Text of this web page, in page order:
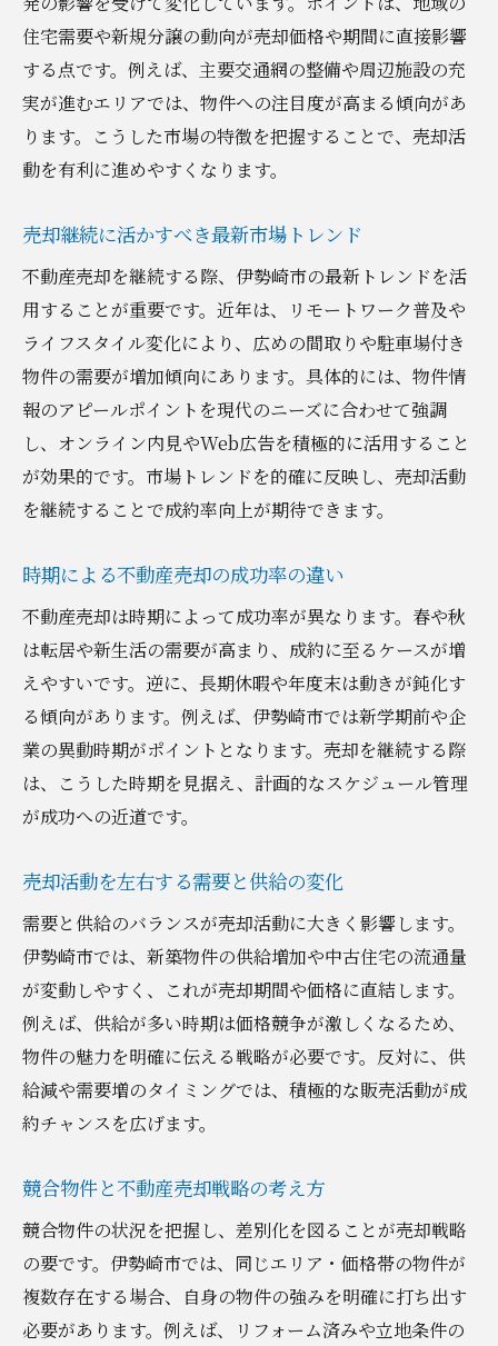
住宅需要や新規分譲の動向が売却価格や期間に直接影響
する点です。例えば、主要交通網の整備や周辺施設の充
実が進むエリアでは、物件への注目度が高まる傾向があ
ります。こうした市場の特徴を把握することで、売却活
動を有利に進めやすくなります。
売却継続に活かすべき最新市場トレンド
不動産売却を継続する際、伊勢崎市の最新トレンドを活
用することが重要です。近年は、リモートワーク普及や
ライフスタイル変化により、広めの間取りや駐車場付き
物件の需要が増加傾向にあります。具体的には、物件情
報のアピールポイントを現代のニーズに合わせて強調
し、オンライン内見やWeb広告を積極的に活用すること
が効果的です。市場トレンドを的確に反映し、売却活動
を継続することで成約率向上が期待できます。
時期による不動産売却の成功率の違い
不動産売却は時期によって成功率が異なります。春や秋
は転居や新生活の需要が高まり、成約に至るケースが増
えやすいです。逆に、長期休暇や年度末は動きが鈍化す
る傾向があります。例えば、伊勢崎市では新学期前や企
業の異動時期がポイントとなります。売却を継続する際
は、こうした時期を見据え、計画的なスケジュール管理
が成功への近道です。
売却活動を左右する需要と供給の変化
需要と供給のバランスが売却活動に大きく影響します。
伊勢崎市では、新築物件の供給増加や中古住宅の流通量
が変動しやすく、これが売却期間や価格に直結します。
例えば、供給が多い時期は価格競争が激しくなるため、
物件の魅力を明確に伝える戦略が必要です。反対に、供
給減や需要増のタイミングでは、積極的な販売活動が成
約チャンスを広げます。
競合物件と不動産売却戦略の考え方
競合物件の状況を把握し、差別化を図ることが売却戦略
の要です。伊勢崎市では、同じエリア・価格帯の物件が
複数存在する場合、自身の物件の強みを明確に打ち出す
必要があります。例えば、リフォーム済みや立地条件の